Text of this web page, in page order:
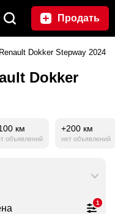
Продать
Dokker Stepway 2024
Dokker
км
объявлений
+200 км
нет объявлений
1